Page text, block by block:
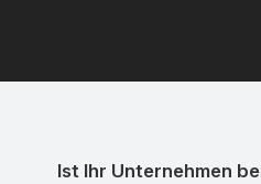
Ist Ihr Unternehmen